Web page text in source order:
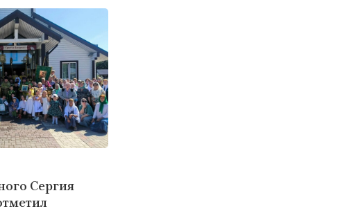
Сергия